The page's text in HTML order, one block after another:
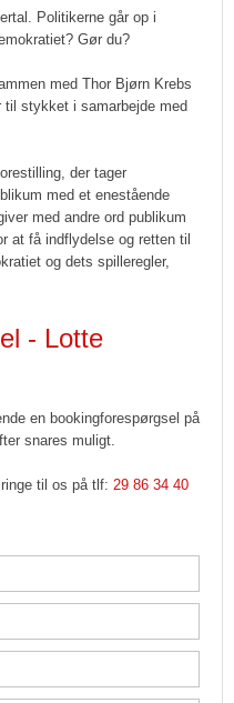
Politikerne går op i
Gør du?
med Thor Bjørn Krebs
til stykket i samarbejde med
der tager
med et enestående
med andre ord publikum
at få indflydelse og retten til
og dets spilleregler,
- Lotte
en bookingforespørgsel på
snares muligt.
til os på tlf: 29 86 34 40